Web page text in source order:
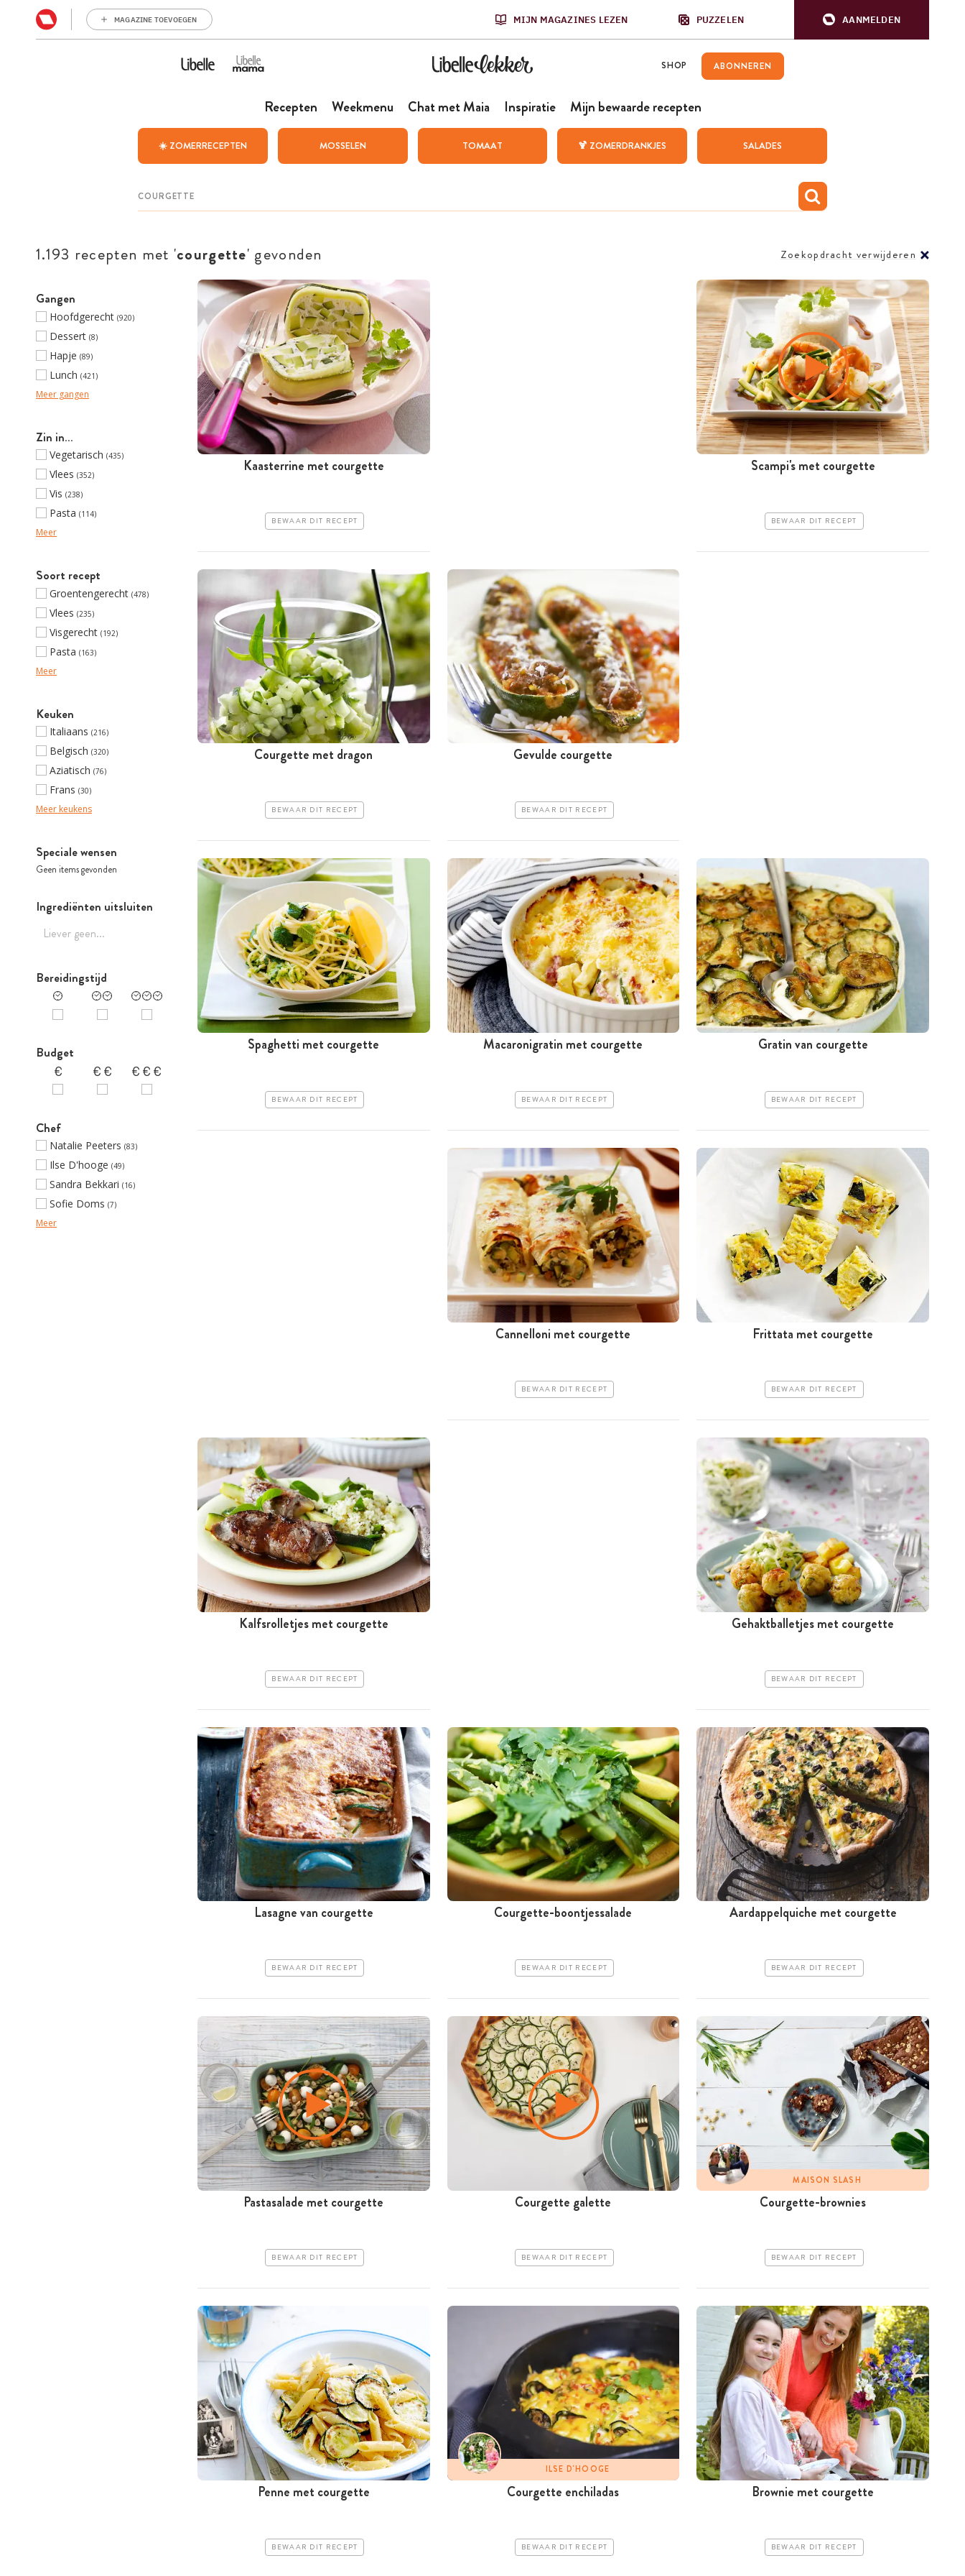
MAGAZINE TOEVOEGEN MIJN MAGAZINES LEZEN PUZZELEN AANMELDEN
SHOP ABONNEREN
Recepten Weekmenu Chat met Maia Inspiratie Mijn bewaarde recepten
☀️ ZOMERRECEPTEN MOSSELEN TOMAAT 🍹 ZOMERDRANKJES SALADES
1.193 recepten met 'courgette' gevonden Zoekopdracht verwijderen
Gangen
Hoofdgerecht (920)
Dessert (8)
Hapje (89)
Lunch (421)
Meer gangen
Zin in…
Vegetarisch (435)
Vlees (352)
Vis (238)
Pasta (114)
Meer
Soort recept
Groentengerecht (478)
Vlees (235)
Visgerecht (192)
Pasta (163)
Meer
Keuken
Italiaans (216)
Belgisch (320)
Aziatisch (76)
Frans (30)
Meer keukens
Speciale wensen
Geen items gevonden
Ingrediënten uitsluiten
Bereidingstijd
Budget
Chef
Natalie Peeters (83)
Ilse D'hooge (49)
Sandra Bekkari (16)
Sofie Doms (7)
Meer
Kaasterrine met courgette
BEWAAR DIT RECEPT
Scampi's met courgette
BEWAAR DIT RECEPT
Courgette met dragon
BEWAAR DIT RECEPT
Gevulde courgette
BEWAAR DIT RECEPT
Spaghetti met courgette
BEWAAR DIT RECEPT
Macaronigratin met courgette
BEWAAR DIT RECEPT
Gratin van courgette
BEWAAR DIT RECEPT
Cannelloni met courgette
BEWAAR DIT RECEPT
Frittata met courgette
BEWAAR DIT RECEPT
Kalfsrolletjes met courgette
BEWAAR DIT RECEPT
Gehaktballetjes met courgette
BEWAAR DIT RECEPT
Lasagne van courgette
BEWAAR DIT RECEPT
Courgette-boontjessalade
BEWAAR DIT RECEPT
Aardappelquiche met courgette
BEWAAR DIT RECEPT
Pastasalade met courgette
BEWAAR DIT RECEPT
Courgette galette
BEWAAR DIT RECEPT
MAISON SLASH
Courgette-brownies
BEWAAR DIT RECEPT
Penne met courgette
BEWAAR DIT RECEPT
ILSE D'HOOGE
Courgette enchiladas
BEWAAR DIT RECEPT
Brownie met courgette
BEWAAR DIT RECEPT